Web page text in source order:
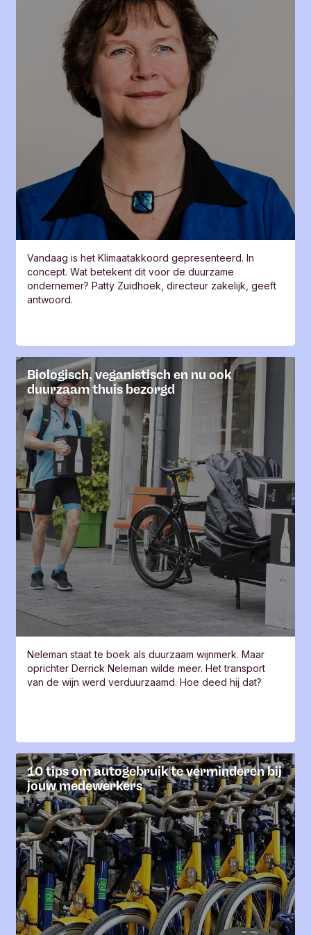
Je hebt vaak een aankoopverzekering
Je betaalt extra kosten voor een creditcard of
een betaalpakket met creditcard
Wil je een credit card aanvragen?
Je kunt ervoor kiezen om die te koppelen aan je
Triodos Internet Betaalrekening. Geef je Triodos
Betaalrekening dan op als tegenrekening bij je
creditcardmaatschappij.
Let op: je kunt een creditcard van een andere
bank niet altijd koppelen aan je Triodos
Betaalrekening.
Heeft dit antwoord je geholpen?
Feedback verzenden
Feedback verzenden
Vandaag is het Klimaatakkoord gepresenteerd. In
concept. Wat betekent dit voor de duurzame
ondernemer? Patty Zuidhoek, directeur zakelijk, geeft
antwoord.
Biologisch, veganistisch en nu ook
duurzaam thuis bezorgd
Neleman staat te boek als duurzaam wijnmerk. Maar
oprichter Derrick Neleman wilde meer. Het transport
van de wijn werd verduurzaamd. Hoe deed hij dat?
10 tips om autogebruik te verminderen bij
jouw medewerkers